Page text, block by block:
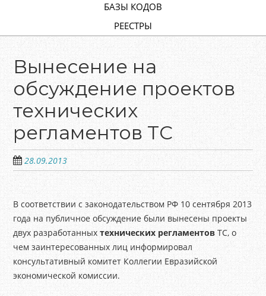
БАЗЫ КОДОВ
РЕЕСТРЫ
Вынесение на
обсуждение проектов
технических
регламентов ТС
28.09.2013
В соответствии с законодательством РФ 10 сентября 2013
года на публичное обсуждение были вынесены проекты
двух разработанныхтехнических регламентов ТС, о
чем заинтересованных лиц информировал
консультативный комитет Коллегии Евразийской
экономической комиссии.